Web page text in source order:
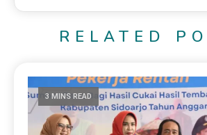
RELATED
3 MINS READ